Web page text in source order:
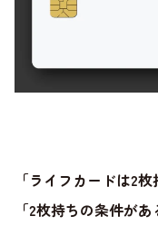
「ライフカードは2枚
「2枚持ちの条件が